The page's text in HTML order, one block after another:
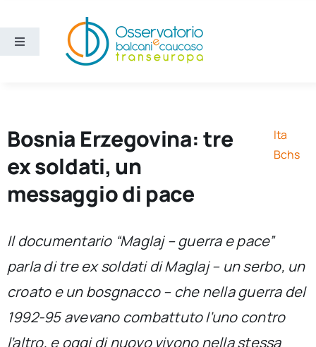
contenuto
Toggle
Ricerca e divulgazione
Chi siamo
per:
Bosnia Erzegovina: tre
ex soldati, un
messaggio di pace
Ita
Bchs
Il documentario “Maglaj – guerra e pace”
parla di tre ex soldati di Maglaj – un serbo, un
croato e un bosgnacco – che nella guerra del
1992-95 avevano combattuto l’uno contro
l’altro, e oggi di nuovo vivono nella stessa